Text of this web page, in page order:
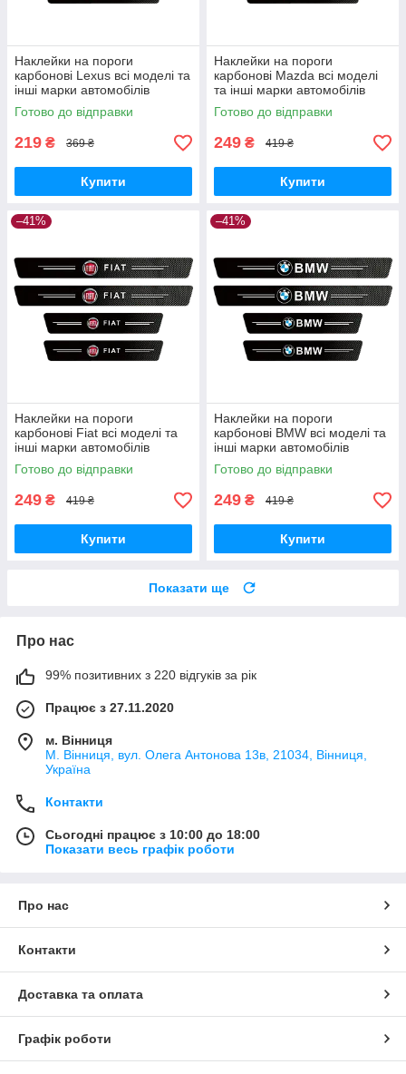
Наклейки на пороги
карбонові Lexus всі моделі та
інші марки автомобілів
Готово до відправки
219 ₴ 369 ₴
Купити
Наклейки на пороги
карбонові Mazda всі моделі
та інші марки автомобілів
style1
Готово до відправки
249 ₴ 419 ₴
Купити
–41%
Наклейки на пороги
карбонові Fiat всі моделі та
інші марки автомобілів
Готово до відправки
249 ₴ 419 ₴
Купити
–41%
Наклейки на пороги
карбонові BMW всі моделі та
інші марки автомобілів
Готово до відправки
249 ₴ 419 ₴
Купити
Показати ще
Про нас
99% позитивних з 220 відгуків за рік
Працює з 27.11.2020
м. Вінниця
М. Вінниця, вул. Олега Антонова 13в, 21034, Вінниця,
Україна
Контакти
Сьогодні працює з 10:00 до 18:00
Показати весь графік роботи
Про нас
Контакти
Доставка та оплата
Графік роботи